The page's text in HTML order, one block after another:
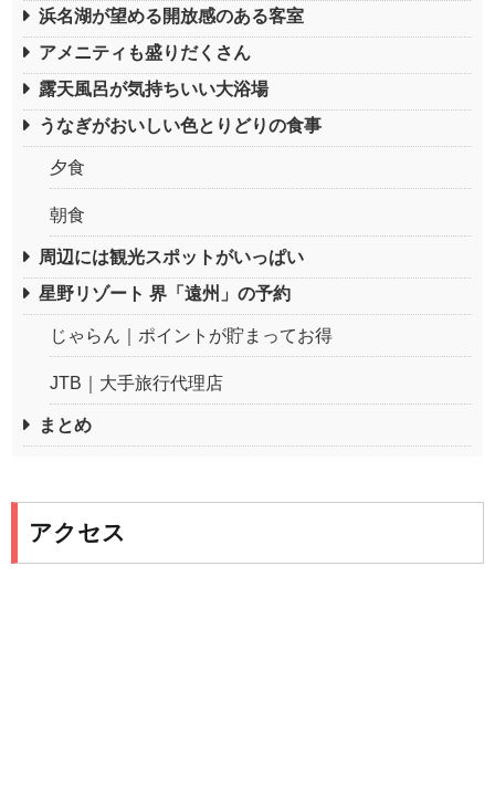
浜名湖が望める開放感のある客室
アメニティも盛りだくさん
露天風呂が気持ちいい大浴場
うなぎがおいしい色とりどりの食事
夕食
朝食
周辺には観光スポットがいっぱい
星野リゾート 界「遠州」の予約
じゃらん｜ポイントが貯まってお得
JTB｜大手旅行代理店
まとめ
アクセス